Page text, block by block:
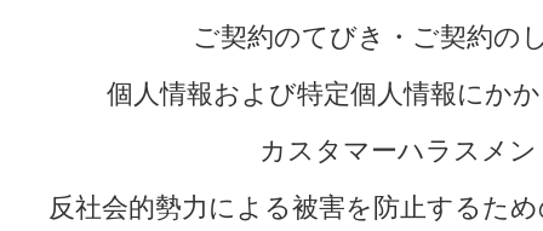
ご契約のてびき・ご契約の
個人情報および特定個人情報にか
カスタマーハラスメ
反社会的勢力による被害を防止するた